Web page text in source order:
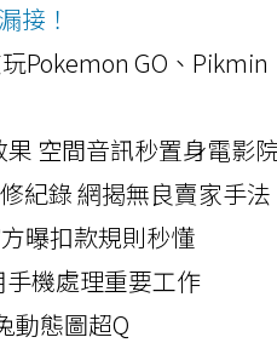
接！
Pokemon GO、Pikmin
果 空間音訊秒置身電影
紀錄 網揭無良賣家手法
曝扣款規則秒懂
機處理重要工作
動態圖超Q